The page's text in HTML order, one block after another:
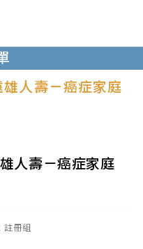
人壽－癌症家庭
人壽－癌症家庭
註冊組